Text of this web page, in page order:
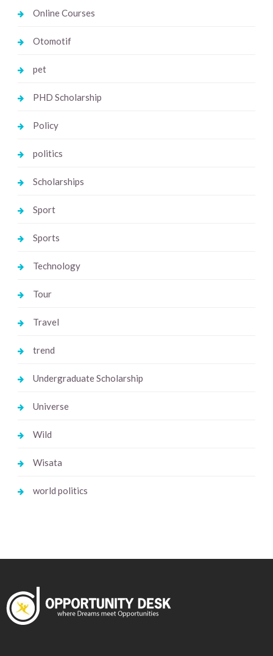
Online Courses
Otomotif
pet
PHD Scholarship
Policy
politics
Scholarships
Sport
Sports
Technology
Tour
Travel
trend
Undergraduate Scholarship
Universe
Wild
Wisata
world politics